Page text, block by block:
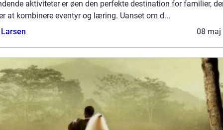
aktiviteter er øen den perfekte destination for familier,
at kombinere eventyr og læring. Uanset om d...
08 maj